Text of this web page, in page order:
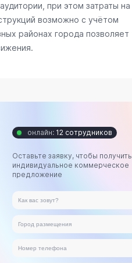
при этом затраты на
возможно с учётом
районах города позволяет
онлайн: 12 сотрудников
Оставьте заявку, чтобы получить
индивидуальное коммерческое
предложение